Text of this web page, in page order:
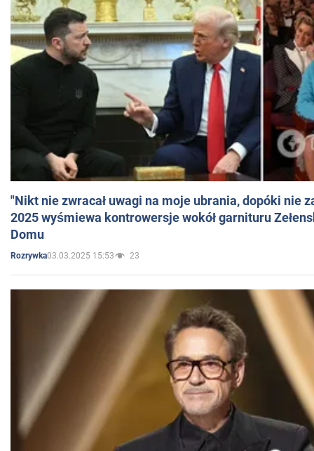
"Nikt nie zwracał uwagi na moje ubrania, dopóki nie
2025 wyśmiewa kontrowersje wokół garnituru
Domu
Rozrywka03.03.2025 15:53 23